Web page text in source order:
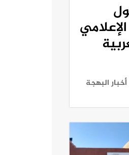
أخبار البهجة